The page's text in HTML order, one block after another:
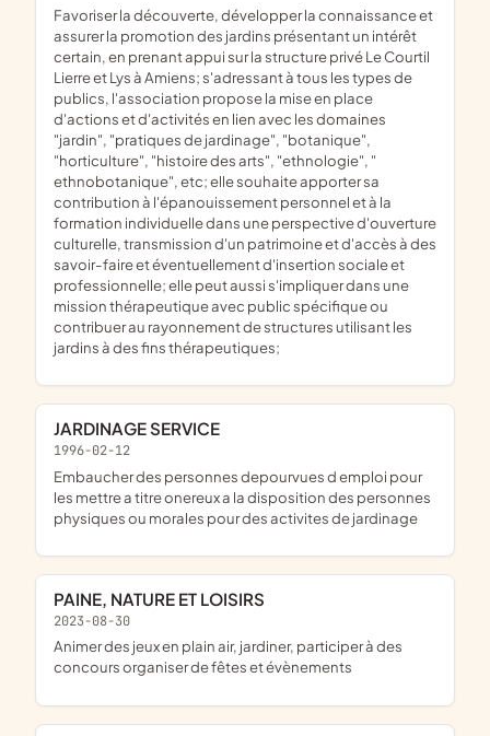
favoriser la découverte, développer la connaissance et
assurer la promotion des jardins présentant un intérêt
certain, en prenant appui sur la structure privé Le Courtil
Lierre et Lys à Amiens; s'adressant à tous les types de
publics, l'association propose la mise en place
d'actions et d'activités en lien avec les domaines
"jardin", "pratiques de jardinage", "botanique",
"horticulture", "histoire des arts", "ethnologie", "
ethnobotanique", etc; elle souhaite apporter sa
contribution à l'épanouissement personnel et à la
formation individuelle dans une perspective d'ouverture
culturelle, transmission d'un patrimoine et d'accès à des
savoir-faire et éventuellement d'insertion sociale et
professionnelle; elle peut aussi s'impliquer dans une
mission thérapeutique avec public spécifique ou
contribuer au rayonnement de structures utilisant les
jardins à des fins thérapeutiques;
JARDINAGE SERVICE
1996-02-12
embaucher des personnes depourvues d emploi pour
les mettre a titre onereux a la disposition des personnes
physiques ou morales pour des activites de jardinage
PAINE, NATURE ET LOISIRS
2023-08-30
animer des jeux en plain air, jardiner, participer à des
concours organiser de fêtes et évènements